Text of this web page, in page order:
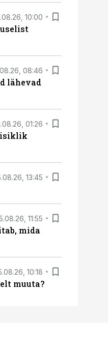
10:00
08:46
lähevad
01:26
isiklik
13:45
11:55
mida
10:18
muuta?